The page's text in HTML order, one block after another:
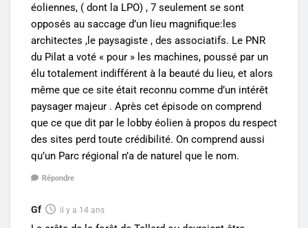
éoliennes, ( dont la LPO) , 7 seulement se sont
opposés au saccage d’un lieu magnifique:les
architectes ,le paysagiste , des associatifs. Le PNR
du Pilat a voté « pour » les machines, poussé par un
élu totalement indifférent à la beauté du lieu, et alors
même que ce site était reconnu comme d’un intérêt
paysager majeur . Après cet épisode on comprend
que ce que dit par le lobby éolien à propos du respect
des sites perd toute crédibilité. On comprend aussi
qu’un Parc régional n’a de naturel que le nom.
Répondre
Gf il y a 14 ans